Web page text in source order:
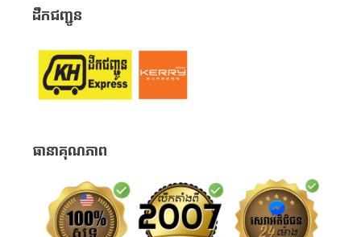
ដឹកជញ្ជូន
ធានាគុណភាព